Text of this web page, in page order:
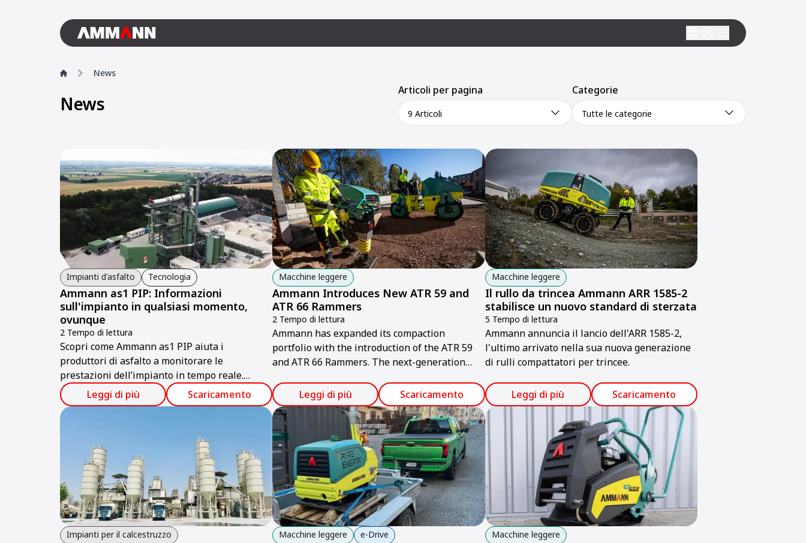
News
News
Articoli per pagina
9 Articoli
Categorie
Tutte le categorie
Impianti d'asfalto Tecnologia
Ammann as1 PIP: Informazioni
sull'impianto in qualsiasi momento,
ovunque
2 Tempo di lettura
Scopri come Ammann as1 PIP aiuta i
produttori di asfalto a monitorare le
prestazioni dell’impianto in tempo reale.
Scopri di più.
Leggi di più Scaricamento
Macchine leggere
Ammann Introduces New ATR 59 and
ATR 66 Rammers
2 Tempo di lettura
Ammann has expanded its compaction
portfolio with the introduction of the ATR 59
and ATR 66 Rammers. The next-generation
contractors through higher productivity,
improved ergonomics and simplified
serviceability.
Leggi di più Scaricamento
Macchine leggere
Il rullo da trincea Ammann ARR 1585-2
stabilisce un nuovo standard di sterzata
5 Tempo di lettura
Ammann annuncia il lancio dell'ARR 1585-2,
l'ultimo arrivato nella sua nuova generazione
di rulli compattatori per trincee.
Leggi di più Scaricamento
Impianti per il calcestruzzo Macchine leggere e-Drive Macchine leggere